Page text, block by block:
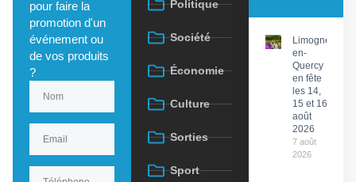
pour faire la
promotion d'un
événement ou
de vos produits
?
Politique
Société
Économie
Culture
Sorties
Sport
Limogne-
en-
Quercy
en fête
les 14,
15 et 16
août
2026
7 août
2026